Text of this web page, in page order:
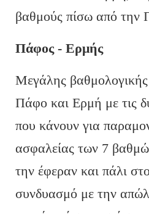
βαθμούς πίσω από την
Πάφος - Ερμής
Μεγάλης
Πάφο και Ερμή με τις
που κάνουν για
ασφαλείας των 7
την έφεραν και πάλι
συνδυασμό με την